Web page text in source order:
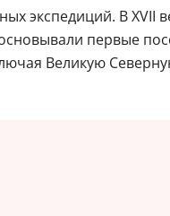
экспедиций. В
первые
Великую